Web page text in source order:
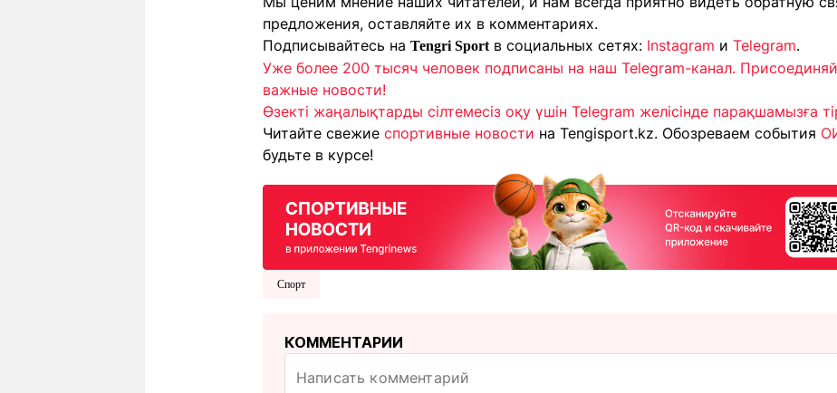
предложения, оставляйте их в комментариях.
Подписывайтесь на Tengri Sportв социальных сетях: Instagram и Telegram.
Уже более 200 тысяч человек подписаны на наш Telegram-канал.
важные новости!
Өзекті жаңалықтарды сілтемесіз оқу үшін Telegram желісінде парақшамызға
Читайте свежие спортивные новости на Tengisport.kz. Обозреваем события
будьте в курсе!
Спорт
КОММЕНТАРИИ